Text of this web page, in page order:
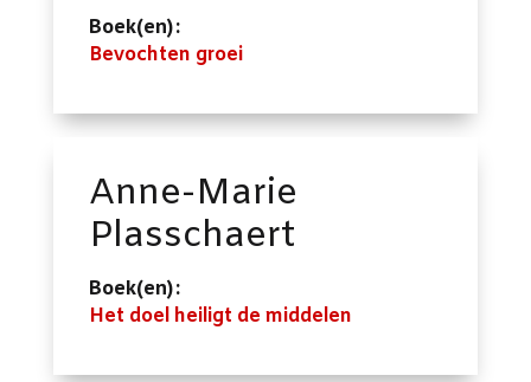
Boek(en):
Bevochten groei
Anne-Marie
Plasschaert
Boek(en):
Het doel heiligt de middelen